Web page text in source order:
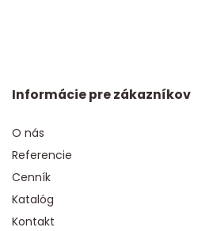
Informácie pre zákazníkov
O nás
Referencie
Cenník
Katalóg
Kontakt